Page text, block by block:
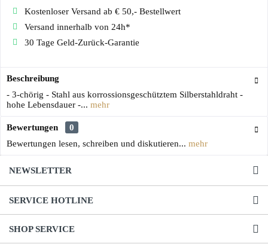
Kostenloser Versand ab € 50,- Bestellwert
Versand innerhalb von 24h*
30 Tage Geld-Zurück-Garantie
Beschreibung
- 3-chörig - Stahl aus korrossionsgeschütztem Silberstahldraht -
hohe Lebensdauer -... mehr
Bewertungen
0
Bewertungen lesen, schreiben und diskutieren... mehr
NEWSLETTER
SERVICE HOTLINE
SHOP SERVICE